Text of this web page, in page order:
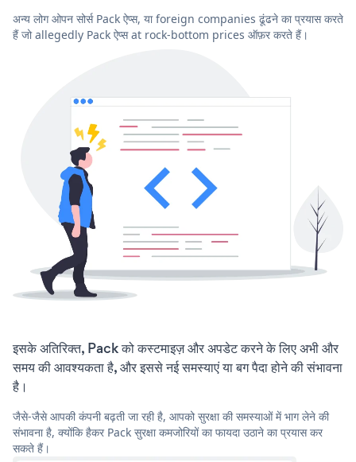
अन्य लोग ओपन सोर्स Pack ऐप्स, या foreign companies ढूंढने का प्रयास करते
हैं जो allegedly Pack ऐप्स at rock-bottom prices ऑफ़र करते हैं।
इसके अतिरिक्त, Pack को कस्टमाइज़ और अपडेट करने के लिए अभी और
समय की आवश्यकता है, और इससे नई समस्याएं या बग पैदा होने की संभावना
है।
जैसे-जैसे आपकी कंपनी बढ़ती जा रही है, आपको सुरक्षा की समस्याओं में भाग लेने की
संभावना है, क्योंकि हैकर Pack सुरक्षा कमजोरियों का फायदा उठाने का प्रयास कर
सकते हैं।